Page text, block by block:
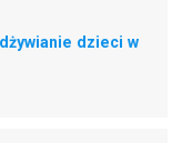
dzieci w